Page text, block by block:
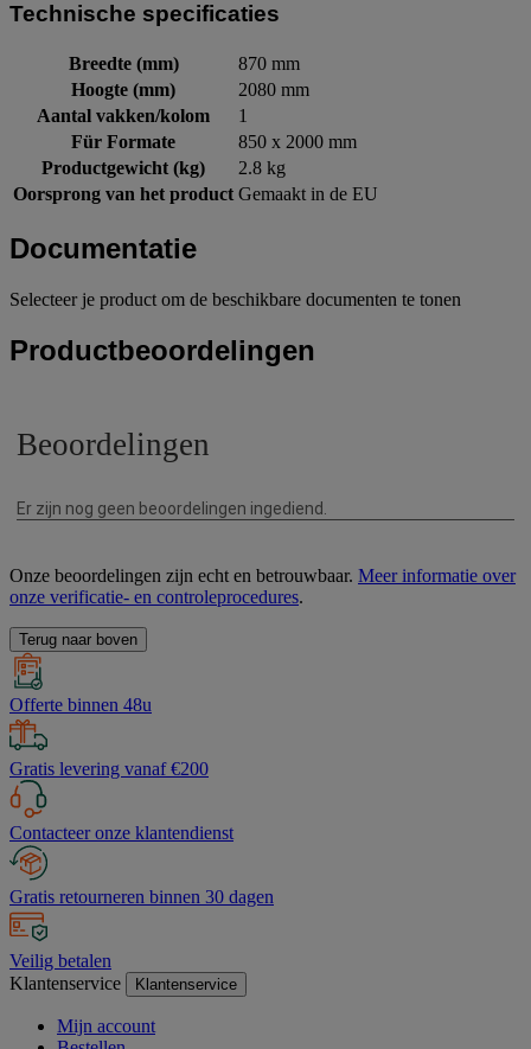
Technische specificaties
Breedte (mm)
870 mm
Hoogte (mm)
2080 mm
Aantal vakken/kolom
1
Für Formate
850 x 2000 mm
Productgewicht (kg)
2.8 kg
Oorsprong van het product Gemaakt in de EU
Documentatie
Selecteer je product om de beschikbare documenten te tonen
Productbeoordelingen
Onze beoordelingen zijn echt en betrouwbaar. Meer informatie over
onze verificatie- en controleprocedures.
Terug naar boven
Offerte binnen 48u
Gratis levering vanaf €200
Contacteer onze klantendienst
Gratis retourneren binnen 30 dagen
Veilig betalen
Klantenservice
Klantenservice
Mijn account